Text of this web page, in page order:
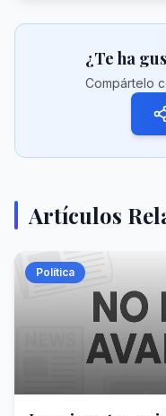
¿Te ha
Compártelo
Artículos
Política